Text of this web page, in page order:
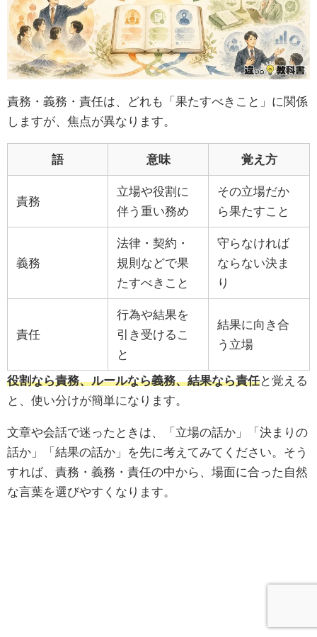
責務・義務・責任は、どれも「果たすべきこと」に関係
しますが、焦点が異なります。
語 意味 覚え方
責務
立場や役割に
伴う重い務め
その立場だか
ら果たすこと
義務
法律・契約・
規則などで果
たすべきこと
守らなければ
ならない決ま
り
責任
行為や結果を
引き受けるこ
と
結果に向き合
う立場
役割なら責務、ルールなら義務、結果なら責任と覚える
と、使い分けが簡単になります。
文章や会話で迷ったときは、「立場の話か」「決まりの
話か」「結果の話か」を先に考えてみてください。そう
すれば、責務・義務・責任の中から、場面に合った自然
な言葉を選びやすくなります。